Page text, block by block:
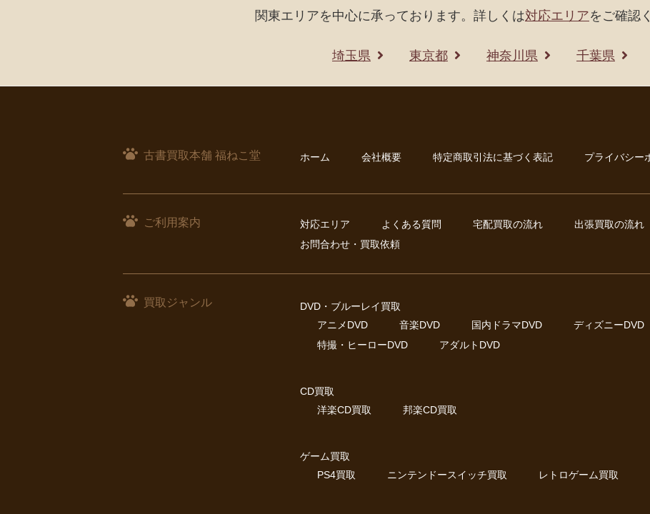
関東エリアを中心に承っております。詳しくは対応エリアをご確認
埼玉県 東京都 神奈川県 千葉県
古書買取本舗 福ねこ堂 ホーム 会社概要 特定商取引法に基づく表記 プライバシー
ご利用案内 対応エリア よくある質問 宅配買取の流れ 出張買取の流れ
お問合わせ・買取依頼
買取ジャンル
DVD・ブルーレイ買取
アニメDVD
音楽DVD 国内ドラマDVD ディズニーDVD
特撮・ヒーローDVD
アダルトDVD
CD買取
洋楽CD買取
邦楽CD買取
ゲーム買取
PS4買取
ニンテンドースイッチ買取 レトロゲーム買取